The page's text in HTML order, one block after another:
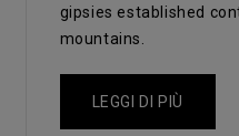
gipsies established
mountains.
LEGGI DI PIÙ